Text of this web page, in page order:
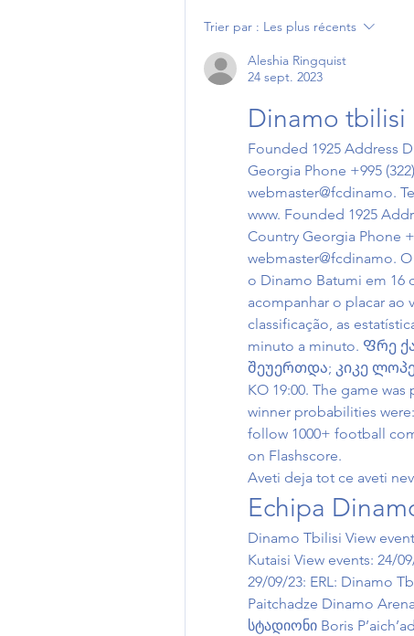
Trier par : Les plus récents
Aleshia Ringquist
24 sept. 2023
Dinamo tbilisi
Founded 1925 Address
Georgia Phone +995
webmaster@fcdinamo.
www. Founded 1925
Country Georgia Phone
webmaster@fcdinamo.
o Dinamo Batumi em 16
acompanhar o placar ao
classificação, as
minuto a minuto. Ფრე
შეუერთდა; კიკე
KO 19:00. The game
winner probabilities
follow 1000+ football
on Flashscore.
Aveti deja tot ce aveti
Echipa
Dinamo Tbilisi View
Kutaisi View events: 24/
29/09/23: ERL: Dinamo
Paitchadze Dinamo
სტადიონი Boris